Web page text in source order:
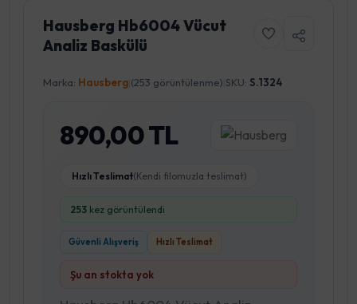
Hausberg Hb6004 Vücut
Analiz Baskülü
Marka: Hausberg (253 görüntülenme) SKU: S.1324
890,00 TL
Hızlı Teslimat(Kendi filomuzla teslimat)
253 kez görüntülendi
Güvenli Alışveriş Hızlı Teslimat
Şu an stokta yok